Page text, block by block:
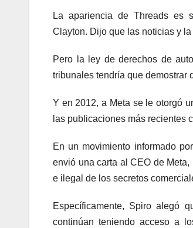
La apariencia de Threads es
Clayton. Dijo que las noticias y
Pero la ley de derechos de
tribunales tendría que demostrar
Y en 2012, a Meta se le otorgó
las publicaciones más recientes
En un movimiento informado
envió una carta al CEO de
e ilegal de los secretos
Específicamente, Spiro alegó
continúan teniendo acceso a